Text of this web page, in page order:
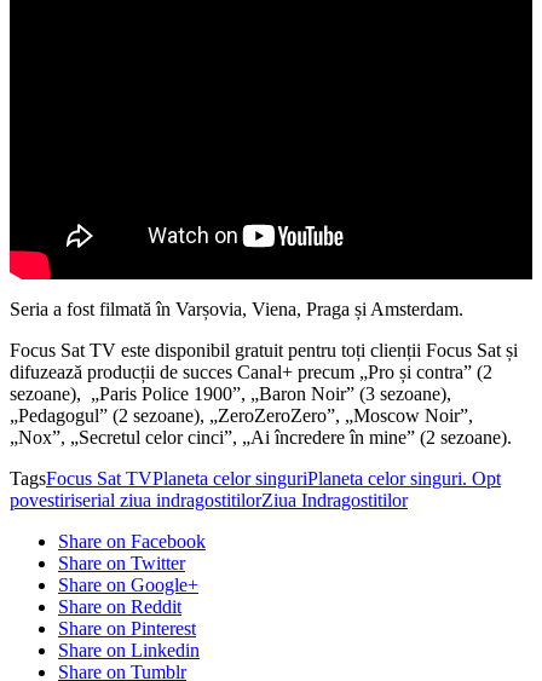
Seria a fost filmată în Varșovia, Viena, Praga și Amsterdam.
Focus Sat TV este disponibil gratuit pentru toți clienții Focus Sat și
difuzează producții de succes Canal+ precum „Pro și contra” (2
sezoane), „Paris Police 1900”, „Baron Noir” (3 sezoane),
„Pedagogul” (2 sezoane), „ZeroZeroZero”, „Moscow Noir”,
„Nox”, „Secretul celor cinci”, „Ai încredere în mine” (2 sezoane).
TagsFocus Sat TVPlaneta celor singuriPlaneta celor singuri. Opt
povestiriserial ziua indragostitilorZiua Indragostitilor
Share on Facebook
Share on Twitter
Share on Google+
Share on Reddit
Share on Pinterest
Share on Linkedin
Share on Tumblr